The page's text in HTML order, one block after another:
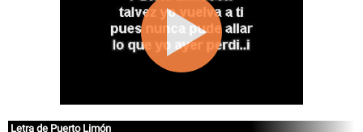
Letra de Puerto Limón